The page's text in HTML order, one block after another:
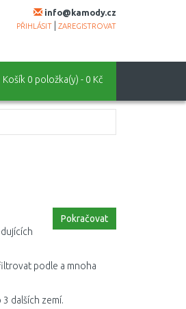
info@kamody.cz
PŘIHLÁSIT ZAREGISTROVAT
Košík 0 položka(y) - 0 Kč
Pokračovat
podle a mnoha
dalších zemí.